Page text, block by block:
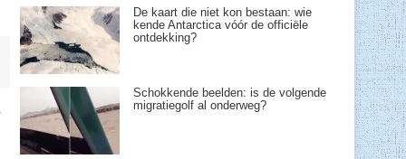
De kaart die niet kon bestaan: wie
kende Antarctica vóór de officiële
ontdekking?
Schokkende beelden: is de volgende
migratiegolf al onderweg?